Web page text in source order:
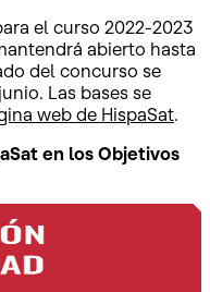
el curso 2022-2023
abierto hasta
del concurso se
Las bases se
web de HispaSat.
en los Objetivos